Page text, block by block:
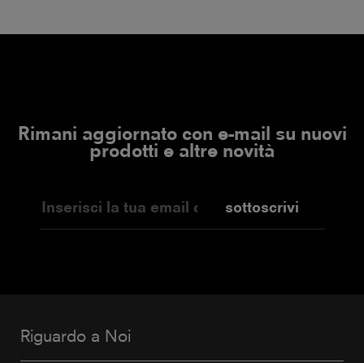
Rimani aggiornato con e-mail su nuovi
prodotti e altre novità
sottoscrivi
Riguardo a Noi